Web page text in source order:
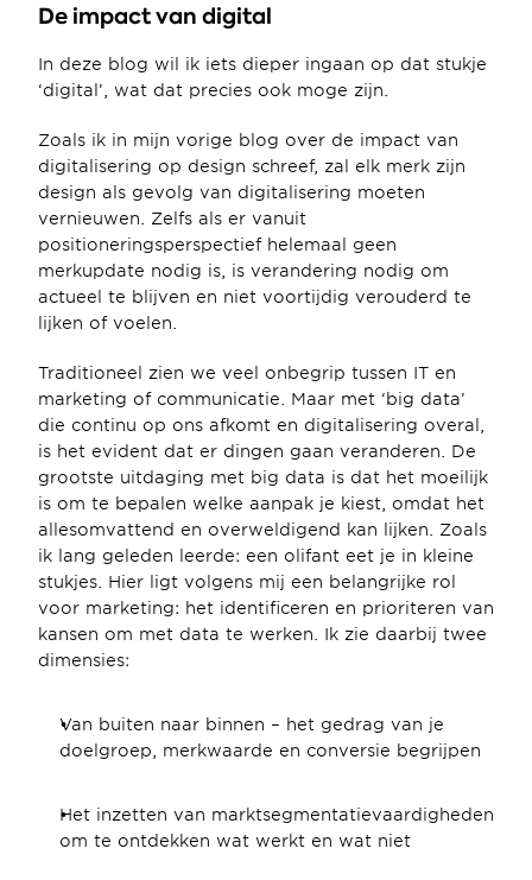
De impact van digital
In deze blog wil ik iets dieper ingaan op dat stukje
‘digital’, wat dat precies ook moge zijn.
Zoals ik in mijn vorige blog over de impact van
digitalisering op design schreef, zal elk merk zijn
design als gevolg van digitalisering moeten
vernieuwen. Zelfs als er vanuit
positioneringsperspectief helemaal geen
merkupdate nodig is, is verandering nodig om
actueel te blijven en niet voortijdig verouderd te
lijken of voelen.
Traditioneel zien we veel onbegrip tussen IT en
marketing of communicatie. Maar met ‘big data’
die continu op ons afkomt en digitalisering overal,
is het evident dat er dingen gaan veranderen. De
grootste uitdaging met big data is dat het moeilijk
is om te bepalen welke aanpak je kiest, omdat het
allesomvattend en overweldigend kan lijken. Zoals
ik lang geleden leerde: een olifant eet je in kleine
stukjes. Hier ligt volgens mij een belangrijke rol
voor marketing: het identificeren en prioriteren van
kansen om met data te werken. Ik zie daarbij twee
dimensies:
Van buiten naar binnen – het gedrag van je
doelgroep, merkwaarde en conversie begrijpen
Het inzetten van marktsegmentatievaardigheden
om te ontdekken wat werkt en wat niet